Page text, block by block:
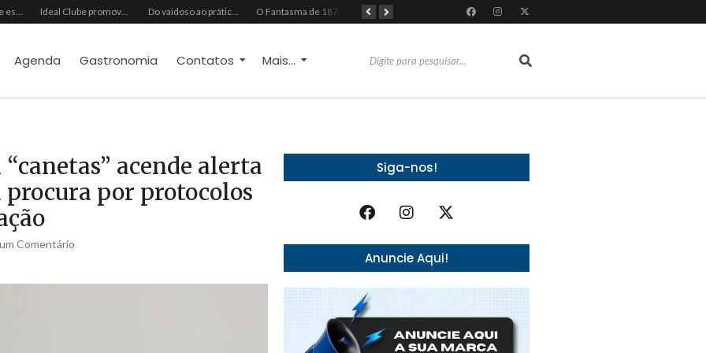
Grupo Chocolate estreia na Europa com primeira turnê internacional Ideal Clube promove programação especial para celebrar o Dia dos Pais com música, gastronomia e lazer para toda a família Do vaidoso ao prático: veja lista com ideias de presentes Avon para cada perfil de pai O Fantasma de 1877 e o Alerta de 2027: O Reciprocidalismo Como Escudo Contra o Novo El NiñoPh.D. Nizomar Falcão
Agenda Gastronomia Contatos Mais...
acende alerta
por protocolos
Comentário
Siga-nos!
Anuncie Aqui!